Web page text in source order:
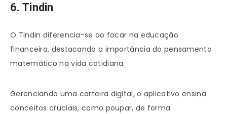
6. Tindin
O Tindin diferencia-se ao focar na educação
financeira, destacando a importância do pensamento
matemático na vida cotidiana.
Gerenciando uma carteira digital, o aplicativo ensina
conceitos cruciais, como poupar, de forma